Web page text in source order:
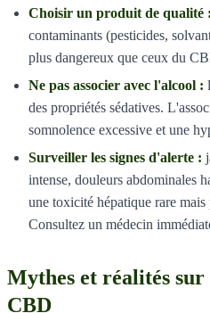
Choisir un produit de qualité :
contaminants (pesticides,
plus dangereux que ceux du
Ne pas associer avec l'alcool :
des propriétés sédatives.
somnolence excessive et une
Surveiller les signes d'alerte :
intense, douleurs abdominales
une toxicité hépatique rare mais
Consultez un médecin
Mythes et réalités
CBD